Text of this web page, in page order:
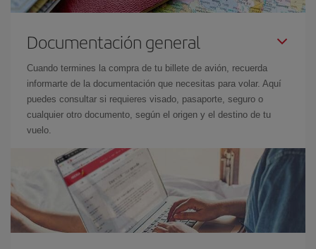
Documentación general
Cuando termines la compra de tu billete de avión, recuerda
informarte de la documentación que necesitas para volar. Aquí
puedes consultar si requieres visado, pasaporte, seguro o
cualquier otro documento, según el origen y el destino de tu
vuelo.